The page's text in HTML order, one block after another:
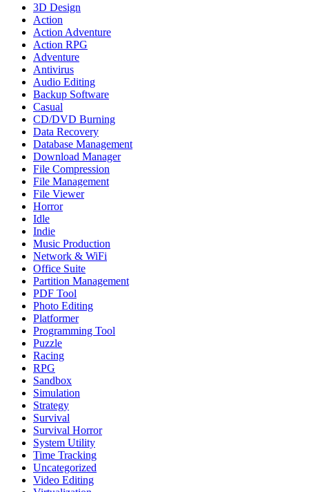
3D Design
Action
Action Adventure
Action RPG
Adventure
Antivirus
Audio Editing
Backup Software
Casual
CD/DVD Burning
Data Recovery
Database Management
Download Manager
File Compression
File Management
File Viewer
Horror
Idle
Indie
Music Production
Network & WiFi
Office Suite
Partition Management
PDF Tool
Photo Editing
Platformer
Programming Tool
Puzzle
Racing
RPG
Sandbox
Simulation
Strategy
Survival
Survival Horror
System Utility
Time Tracking
Uncategorized
Video Editing